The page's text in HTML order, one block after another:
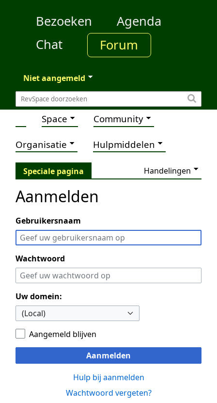
Bezoeken
Agenda
Chat
Forum
Niet aangemeld
Space Community
Organisatie Hulpmiddelen
Speciale pagina Handelingen
Aanmelden
Gebruikersnaam
Wachtwoord
Uw domein:
Aangemeld blijven
Aanmelden
Hulp bij aanmelden
Wachtwoord vergeten?